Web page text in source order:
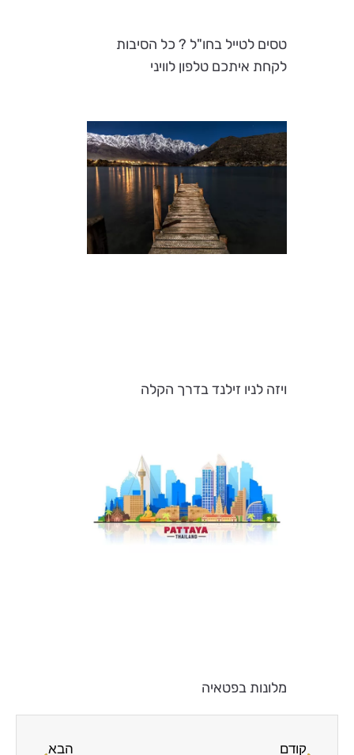
טסים לטייל בחו"ל ? כל הסיבות
לקחת איתכם טלפון לוויני
ויזה לניו זילנד בדרך הקלה
מלונות בפטאיה
קודם הבא